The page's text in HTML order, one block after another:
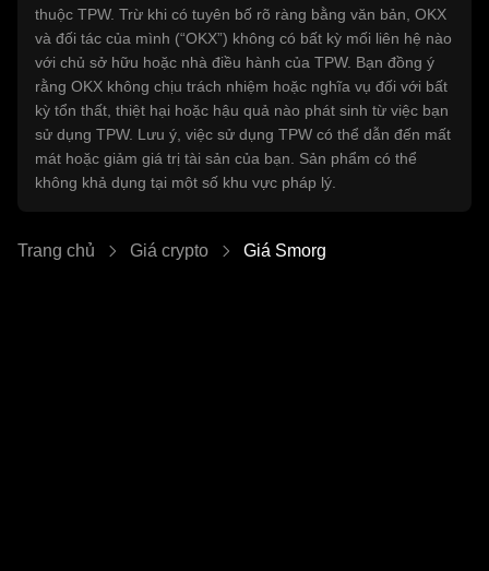
thuộc TPW. Trừ khi có tuyên bố rõ ràng bằng văn bản, OKX
và đối tác của mình (“OKX”) không có bất kỳ mối liên hệ nào
với chủ sở hữu hoặc nhà điều hành của TPW. Bạn đồng ý
rằng OKX không chịu trách nhiệm hoặc nghĩa vụ đối với bất
kỳ tổn thất, thiệt hại hoặc hậu quả nào phát sinh từ việc bạn
sử dụng TPW. Lưu ý, việc sử dụng TPW có thể dẫn đến mất
mát hoặc giảm giá trị tài sản của bạn. Sản phẩm có thể
không khả dụng tại một số khu vực pháp lý.
Trang chủ Giá crypto Giá Smorg